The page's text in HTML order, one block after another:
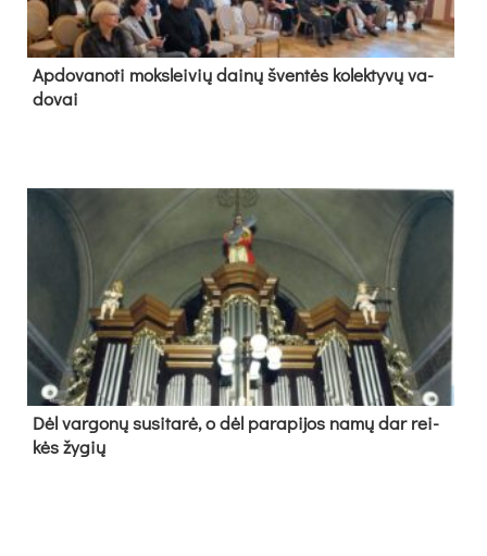
Ap­do­va­no­ti moks­lei­vių dai­nų šven­tės ko­lek­ty­vų va­
do­vai
Dėl var­go­nų su­si­ta­rė, o dėl pa­ra­pi­jos na­mų dar rei­
kės žy­gių